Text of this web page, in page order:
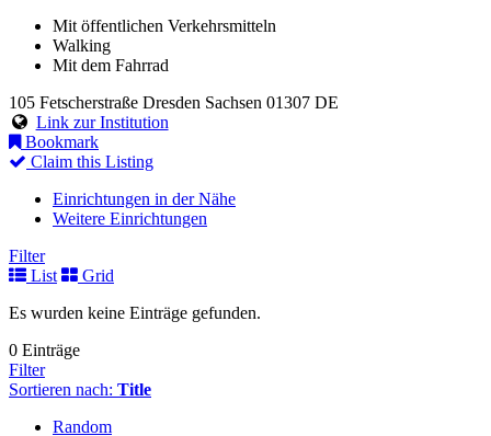
Mit öffentlichen Verkehrsmitteln
Walking
Mit dem Fahrrad
105 Fetscherstraße Dresden Sachsen 01307 DE
Link zur Institution
Bookmark
Claim this Listing
Einrichtungen in der Nähe
Weitere Einrichtungen
Filter
List
Grid
Es wurden keine Einträge gefunden.
0 Einträge
Filter
Sortieren nach: Title
Random